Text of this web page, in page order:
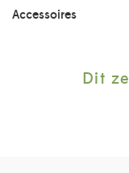
Accessoires
Dit